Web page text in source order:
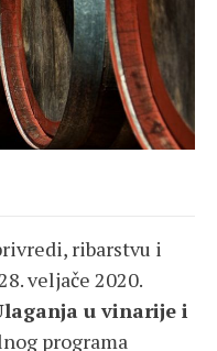
ribarstvu i
veljače 2020.
u vinarije i
programa